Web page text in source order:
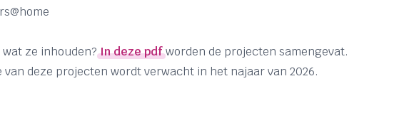
wat ze inhouden?In deze pdfworden de projecten samengevat.
van deze projecten wordt verwacht in het najaar van 2026.